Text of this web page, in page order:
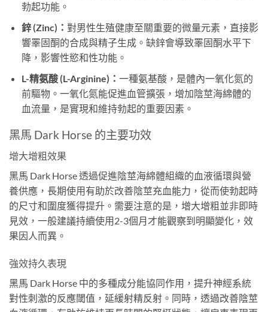
勃起功能。
鋅 (Zinc)： 對男性生殖健康至關重要的微量元素，直接影
響睪固酮的合成與精子生成。缺鋅會導致睪固酮水平下
降，影響性慾和性功能。
L-精氨酸 (L-Arginine)： 一種氨基酸，是體內一氧化氮的
前驅物。一氧化氮能促進血管擴張，增加陰莖海綿體的
血流量，是實現和維持勃起的重要因素。
黑馬 Dark Horse 的主要功效
增大增粗效果
黑馬 Dark Horse 透過促進陰莖海綿體組織的血液循環與營
養供應，長期使用有助於改善陰莖充血能力，從而使勃起時
的尺寸和圍度獲得提升。需要注意的是，增大增粗並非即時
見效，一般建議持續使用2-3個月才能觀察到明顯變化，效
果因人而異。
強效持久表現
黑馬 Dark Horse 中的多種成分能協同作用，提升神經系統
對性刺激的反應閾值，延緩射精反射。同時，透過改善陰莖